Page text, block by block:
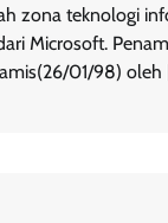
zona teknologi
Microsoft.
01/98) oleh